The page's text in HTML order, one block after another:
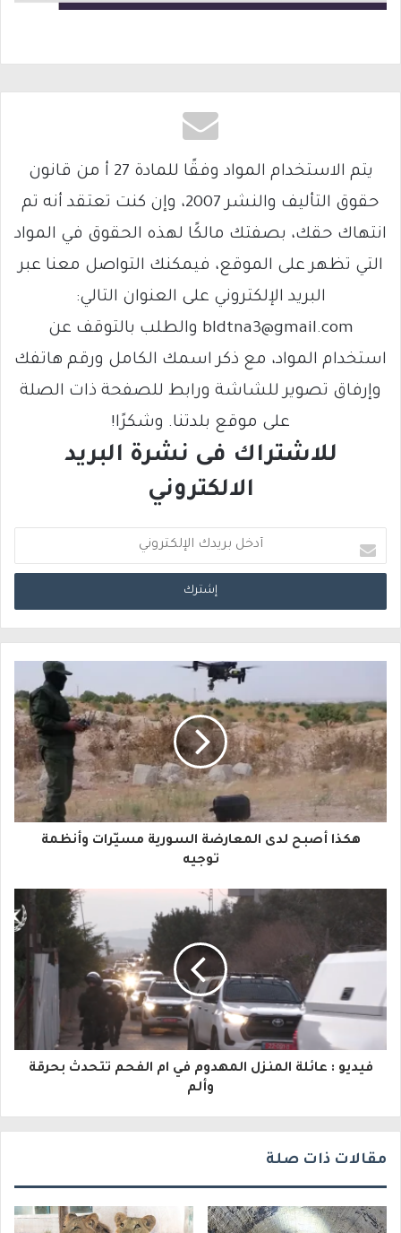
يتم الاستخدام المواد وفقًا للمادة 27 أ من قانون
حقوق التأليف والنشر 2007، وإن كنت تعتقد أنه تم
انتهاك حقك، بصفتك مالكًا لهذه الحقوق في المواد
التي تظهر على الموقع، فيمكنك التواصل معنا عبر
البريد الإلكتروني على العنوان التالي:
bldtna3@gmail.com والطلب بالتوقف عن
استخدام المواد، مع ذكر اسمك الكامل ورقم هاتفك
وإرفاق تصوير للشاشة ورابط للصفحة ذات الصلة
على موقع بلدتنا. وشكرًا!
للاشتراك فى نشرة البريد
الالكتروني
د
خ
ر
ي
د
ك
ا
إ
ك
ر
هكذا أصبح لدى المعارضة السورية مسيّرات وأنظمة
توجيه
فيديو : عائلة المنزل المهدوم في ام الفحم تتحدث بحرقة
وألم
مقالات ذات صلة